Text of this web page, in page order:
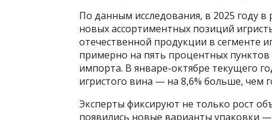
По данным исследования, в 2025 году
новых ассортиментных позиций
отечественной продукции в сегменте
примерно на пять процентных пунктов
импорта. В январе-октябре текущего
игристого вина — на 8,6% больше, чем
Эксперты фиксируют не только рост
появились новые варианты упаковки